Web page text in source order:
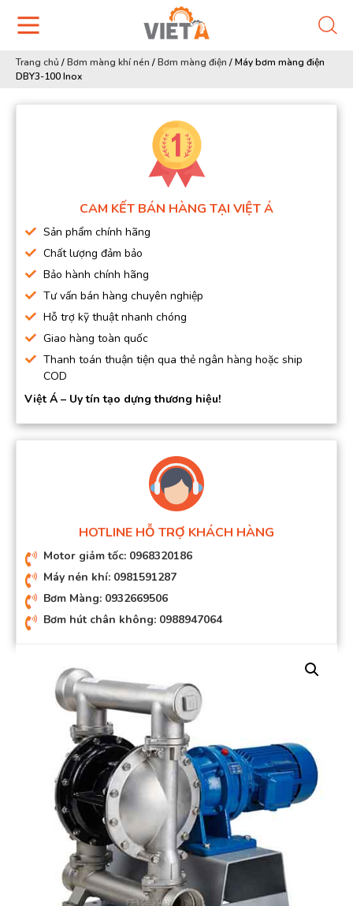
Trang chủ /Bơm màng khí nén /Bơm màng điện /Máy bơm màng điện
DBY3-100 Inox
CAM KẾT BÁN HÀNG TẠI VIỆT Á
Sản phẩm chính hãng
Chất lượng đảm bảo
Bảo hành chính hãng
Tư vấn bán hàng chuyên nghiệp
Hỗ trợ kỹ thuật nhanh chóng
Giao hàng toàn quốc
Thanh toán thuận tiện qua thẻ ngân hàng hoặc ship
COD
Việt Á – Uy tín tạo dựng thương hiệu!
HOTLINE HỖ TRỢ KHÁCH HÀNG
Motor giảm tốc: 0968320186
Máy nén khí: 0981591287
Bơm Màng: 0932669506
Bơm hút chân không: 0988947064